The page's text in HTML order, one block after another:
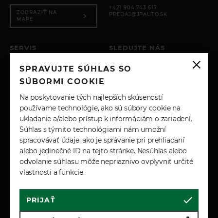
SPRAVUJTE SÚHLAS SO
SÚBORMI COOKIE
Na poskytovanie tých najlepších skúseností
používame technológie, ako sú súbory cookie na
ukladanie a/alebo prístup k informáciám o zariadení.
Súhlas s týmito technológiami nám umožní
spracovávať údaje, ako je správanie pri prehliadaní
alebo jedinečné ID na tejto stránke. Nesúhlas alebo
odvolanie súhlasu môže nepriaznivo ovplyvniť určité
vlastnosti a funkcie.
PRIJAŤ
Ťažné oko vpredu aj vzadu
Bezpečnosť a zabezpečenie
Secure Tracker Pro (12-mesačné predplatné)
Smerové svetlá v zrkadlách
Zákazníkom konfigurovateľné automatické
zamykanie
Konfigurovateľné dvojstupňové odomykanie
Elektronicky ovládané detské zámky
ISOFIX vzadu
Predné airbagy s detekciou obsadenosti sedadla
spolujazdca
Predné bočné airbagy
(TMPS)
PRÍPLATKOVÁ VÝBAVA
ZOBRAZIŤ NA
MAPE
+421 904 743 617
PREDAJ@JPAUTO.SK
SERVIS
PO – PIA: 8:00 - 17:00
SOBOTA: ZATVORENÉ
NEDEĽA: ZATVORENÉ
+421 904 743 617
SERVIS@JPAUTO.SK
SLEDUJTE NÁS
FACEBOOK
LINKEDIN
YOUTUBE